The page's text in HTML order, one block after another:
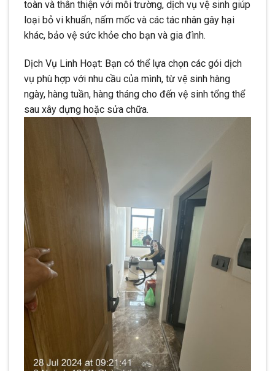
toàn và thân thiện với môi trường, dịch vụ vệ sinh giúp
loại bỏ vi khuẩn, nấm mốc và các tác nhân gây hại
khác, bảo vệ sức khỏe cho bạn và gia đình.
Dịch Vụ Linh Hoạt: Bạn có thể lựa chọn các gói dịch
vụ phù hợp với nhu cầu của mình, từ vệ sinh hàng
ngày, hàng tuần, hàng tháng cho đến vệ sinh tổng thể
sau xây dựng hoặc sửa chữa.